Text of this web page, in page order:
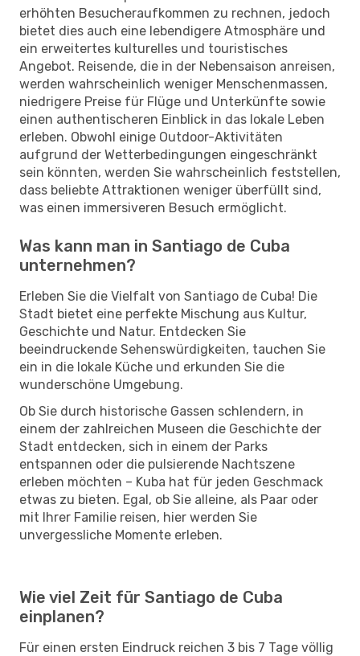
erhöhten Besucheraufkommen zu rechnen, jedoch
bietet dies auch eine lebendigere Atmosphäre und
ein erweitertes kulturelles und touristisches
Angebot. Reisende, die in der Nebensaison anreisen,
werden wahrscheinlich weniger Menschenmassen,
niedrigere Preise für Flüge und Unterkünfte sowie
einen authentischeren Einblick in das lokale Leben
erleben. Obwohl einige Outdoor-Aktivitäten
aufgrund der Wetterbedingungen eingeschränkt
sein könnten, werden Sie wahrscheinlich feststellen,
dass beliebte Attraktionen weniger überfüllt sind,
was einen immersiveren Besuch ermöglicht.
Was kann man in Santiago de Cuba
unternehmen?
Erleben Sie die Vielfalt von Santiago de Cuba! Die
Stadt bietet eine perfekte Mischung aus Kultur,
Geschichte und Natur. Entdecken Sie
beeindruckende Sehenswürdigkeiten, tauchen Sie
ein in die lokale Küche und erkunden Sie die
wunderschöne Umgebung.
Ob Sie durch historische Gassen schlendern, in
einem der zahlreichen Museen die Geschichte der
Stadt entdecken, sich in einem der Parks
entspannen oder die pulsierende Nachtszene
erleben möchten – Kuba hat für jeden Geschmack
etwas zu bieten. Egal, ob Sie alleine, als Paar oder
mit Ihrer Familie reisen, hier werden Sie
unvergessliche Momente erleben.
Wie viel Zeit für Santiago de Cuba
einplanen?
Für einen ersten Eindruck reichen 3 bis 7 Tage völlig